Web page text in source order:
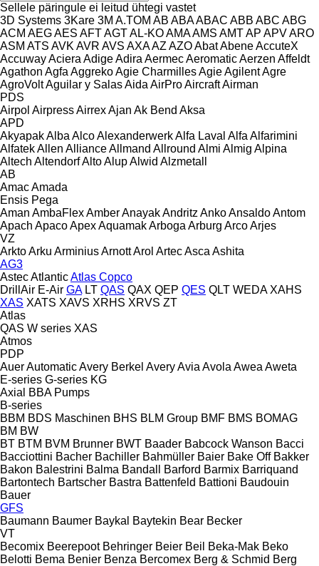
Sellele päringule ei leitud ühtegi vastet
3D Systems 3Kare 3M A.TOM AB ABAABAC ABB ABC ABG
ACM AEGAES AFTAGTAL-KOAMAAMS AMTAP APVARO
ASM ATS AVK AVR AVS AXAAZ AZOAbatAbeneAccuteX
AccuwayAciera AdigeAdira AermecAeromaticAerzen Affeldt
Agathon Agfa AggrekoAgie CharmillesAgieAgilentAgre
AgroVoltAguilar y SalasAida AirProAircraftAirman
PDS
Airpol AirpressAirrexAjan Ak Bend Aksa
APD
AkyapakAlba AlcoAlexanderwerkAlfa Laval Alfa Alfarimini
AlfatekAllen AllianceAllmand Allround Almi Almig Alpina
Altech AltendorfAltoAlupAlwid Alzmetall
AB
AmacAmada
Ensis Pega
Aman AmbaFlexAmberAnayakAndritz AnkoAnsaldoAntom
Apach ApacoApexAquamakArboga Arburg ArcoArjes
VZ
ArktoArku ArminiusArnottArol ArtecAsca Ashita
AG3
AstecAtlanticAtlas Copco
DrillAir E-Air GA LT QAS QAX QEP QES QLT WEDA XAHS
XAS XATS XAVS XRHS XRVS ZT
Atlas
QAS W series XAS
Atmos
PDP
AuerAutomaticAvery Berkel AveryAvia Avola Awea Aweta
E-series G-series KG
Axial
BBA Pumps
B-series
BBM BDS Maschinen BHS BLM Group BMF BMS BOMAG
BM BW
BT BTM BVM Brunner BWT Baader Babcock Wanson Bacci
Bacciottini Bacher Bachiller Bahmüller Baier Bake Off Bakker
Bakon Balestrini Balma Bandall Barford Barmix Barriquand
Bartontech Bartscher Bastra Battenfeld Battioni Baudouin
Bauer
GFS
Baumann Baumer Baykal Baytekin Bear Becker
VT
Becomix Beerepoot Behringer Beier Beil Beka-Mak Beko
Belotti Bema Benier Benza Bercomex Berg & Schmid Berg